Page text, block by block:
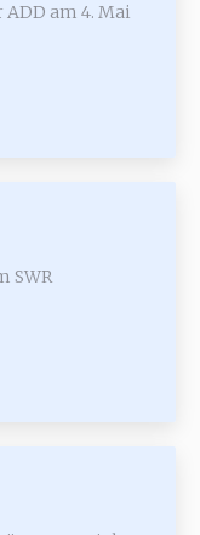
am 4. Mai
SWR